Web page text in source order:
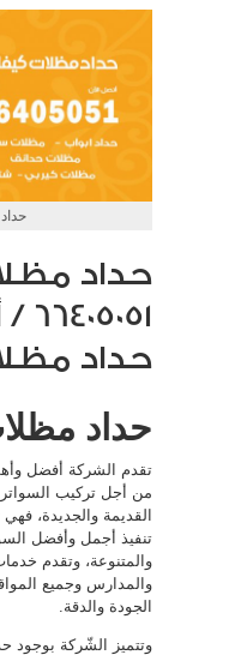
حداد
حداد
حداد
تقدم الشركة أفضل
من أجل تركيب
القديمة والجديدة،
تنفيذ أجمل وأفضل
والمتنوعة، وتقدم
والمدارس وجميع
الجودة والدقة.
وتتميز الشّركة